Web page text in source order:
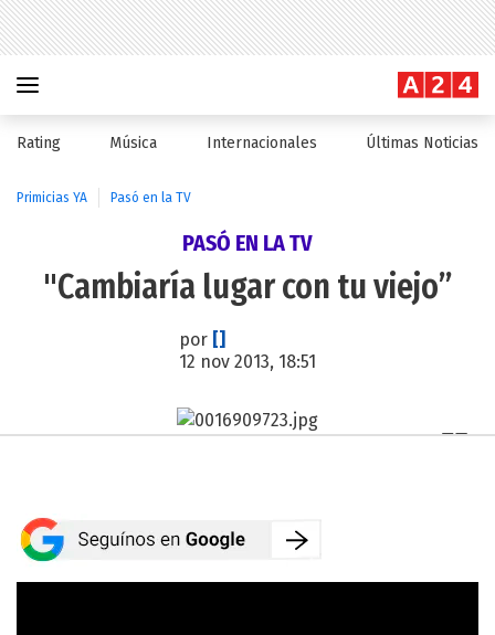
Rating Música Internacionales Últimas Noticias
Primicias YA Pasó en la TV
PASÓ EN LA TV
"Cambiaría lugar con tu viejo”
por []
12 nov 2013, 18:51